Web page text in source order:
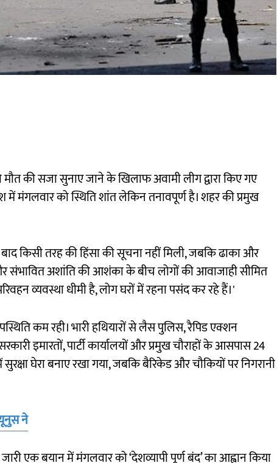
की सजा सुनाए जाने के खिलाफ अवामी लीग द्वारा किए गए
में मंगलवार को स्थिति शांत लेकिन तनावपूर्ण है। शहर की प्रमुख
किसी तरह की हिंसा की सूचना नहीं मिली, जबकि ढाका और
संभावित अशांति की आशंका के बीच लोगों की आवाजाही सीमित
व्यवस्था धीमी है, लोग घरों में रहना पसंद कर रहे हैं।'
कम रही। भारी हथियारों से लैस पुलिस, रैपिड एक्शन
इमारतों, पार्टी कार्यालयों और प्रमुख चौराहों के आसपास 24
घेरा बनाए रखा गया, जबकि बैरिकेड और चौकियों पर निगरानी
ने
एक बयान में मंगलवार को ‘देशव्यापी पूर्ण बंद’ का आह्वान किया